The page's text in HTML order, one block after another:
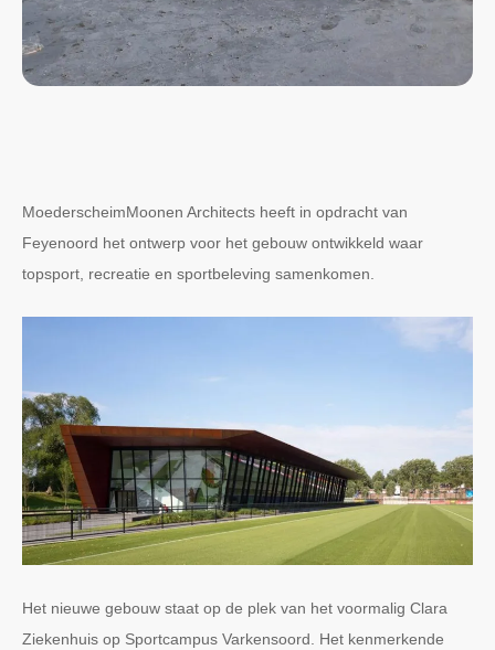
MoederscheimMoonen Architects heeft in opdracht van
Feyenoord het ontwerp voor het gebouw ontwikkeld waar
topsport, recreatie en sportbeleving samenkomen.
Het nieuwe gebouw staat op de plek van het voormalig Clara
Ziekenhuis op Sportcampus Varkensoord. Het kenmerkende